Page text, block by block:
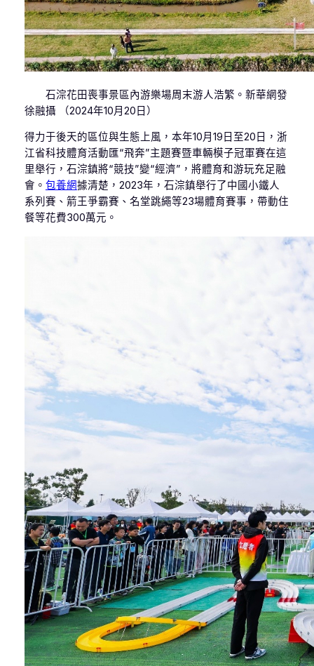
石淙花田喪事景區內游樂場周末游人浩繁。新華網發
徐融攝 （2024年10月20日）
得力于後天的區位與生態上風，本年10月19日至20日，浙
江省科技體育活動匯“飛奔”主題賽暨車輛模子冠軍賽在這
里舉行，石淙鎮將“競技”變“經濟”，將體育和游玩充足融
會。 包養網據清楚，2023年，石淙鎮舉行了中國小鐵人
系列賽、箭王爭霸賽、名堂跳繩等23場體育賽事，帶動住
餐等花費300萬元。